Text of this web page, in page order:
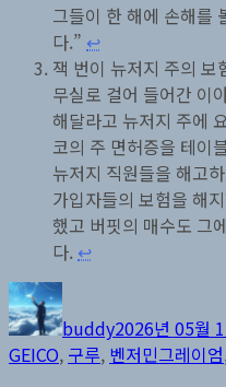
그들이 한 해에 손해를
다.” ↩︎
잭 번이 뉴저지 주의
무실로 걸어 들어간 이
해달라고 뉴저지 주에
코의 주 면허증을 테이
뉴저지 직원들을 해고
가입자들의 보험을 해
했고 버핏의 매수도 그
다. ↩︎
글
쓴
이
buddy성
일
자
2026년 05월
GEICO, 구루, 벤저민그레이엄